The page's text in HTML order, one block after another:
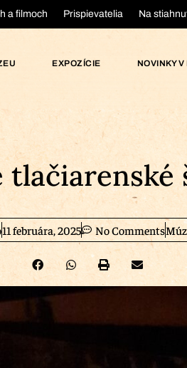
a filmoch Prispievatelia Na
EXPOZÍCIE NOVINKY
tlačiarenské
11 februára, 2025 No Comments